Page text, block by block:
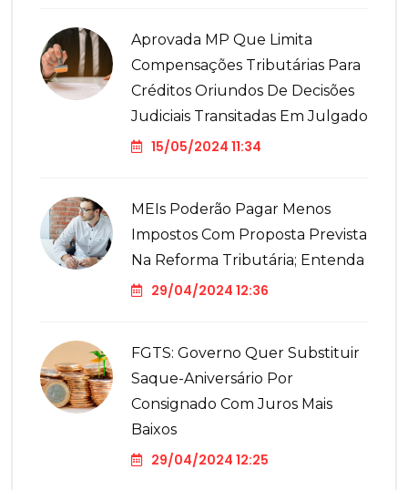
Aprovada MP Que Limita
Compensações Tributárias Para
Créditos Oriundos De Decisões
Judiciais Transitadas Em Julgado
15/05/2024 11:34
MEIs Poderão Pagar Menos
Impostos Com Proposta Prevista
Na Reforma Tributária; Entenda
29/04/2024 12:36
FGTS: Governo Quer Substituir
Saque-Aniversário Por
Consignado Com Juros Mais
Baixos
29/04/2024 12:25